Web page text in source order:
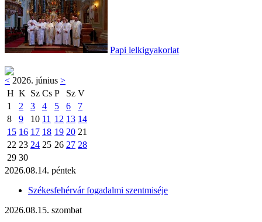
Papi lelkigyakorlat
< 2026. június >
H K Sz Cs P Sz V
1
2 3 4 5 6
7
8
9 10 11 12 13 14
15 16 17 18 19 20 21
22 23 24 25 26 27 28
29 30
2026.08.14. péntek
Székesfehérvár fogadalmi szentmiséje
2026.08.15. szombat